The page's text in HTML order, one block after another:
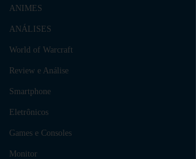
ANIMES
ANÁLISES
World of Warcraft
Review e Análise
Smartphone
Eletrônicos
Games e Consoles
Monitor